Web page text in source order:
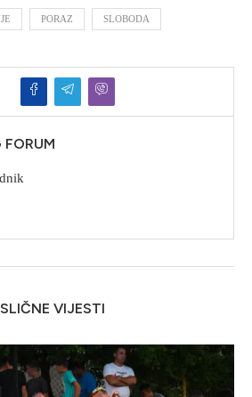
PORAZ SLOBODA
FORUM
SLIČNE VIJESTI